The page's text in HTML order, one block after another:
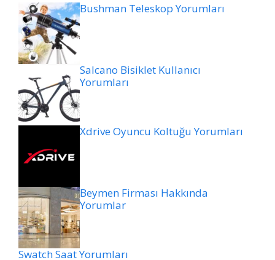
Bushman Teleskop Yorumları
Salcano Bisiklet Kullanıcı
Yorumları
Xdrive Oyuncu Koltuğu Yorumları
Beymen Firması Hakkında
Yorumlar
Swatch Saat Yorumları